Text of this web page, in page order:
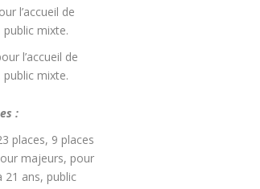
l’accueil de
public mixte.
l’accueil de
public mixte.
:
places, 9 places
majeurs, pour
21 ans, public